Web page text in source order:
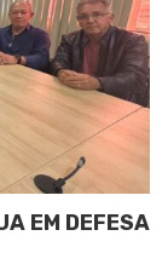
EM DEFESA